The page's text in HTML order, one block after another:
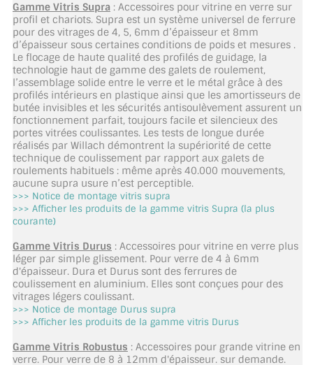
SUIVI DE DEVIS
SUIVI DE COMMANDE
TOUS LES TARIFS AU M2
GUIDE : CHOIX PAR UTILISATION
INSPIRATIONS ET NOUVEAUTÉS
AMBIANCE LAITON BROSSÉ
MIROIRS VIEILLIS AMBIANCE BRASSERIE
MIROIR SUR MESURE
MIROIR VIEILLI
MIROIR DÉCORATIF DE COULEUR
LOTS DE MIROIRS EN MOZAÏQUE
MIROIR POUR PORTE
Gamme Vitris Supra : Accessoires pour vitrine en verre sur
profil et chariots. Supra est un système universel de ferrure
pour des vitrages de 4, 5, 6mm d’épaisseur et 8mm
d’épaisseur sous certaines conditions de poids et mesures .
Le flocage de haute qualité des profilés de guidage, la
technologie haut de gamme des galets de roulement,
l’assemblage solide entre le verre et le métal grâce à des
profilés intérieurs en plastique ainsi que les amortisseurs de
butée invisibles et les sécurités antisoulèvement assurent un
fonctionnement parfait, toujours facile et silencieux des
portes vitrées coulissantes. Les tests de longue durée
réalisés par Willach démontrent la supériorité de cette
technique de coulissement par rapport aux galets de
roulements habituels : même après 40.000 mouvements,
aucune supra usure n’est perceptible.
>>> Notice de montage vitris supra
>>> Afficher les produits de la gamme vitris Supra (la plus
courante)
Gamme Vitris Durus : Accessoires pour vitrine en verre plus
léger par simple glissement. Pour verre de 4 à 6mm
d'épaisseur. Dura et Durus sont des ferrures de
coulissement en aluminium. Elles sont conçues pour des
vitrages légers coulissant.
>>> Notice de montage Durus supra
>>> Afficher les produits de la gamme vitris Durus
Gamme Vitris Robustus : Accessoires pour grande vitrine en
verre. Pour verre de 8 à 12mm d'épaisseur. sur demande.